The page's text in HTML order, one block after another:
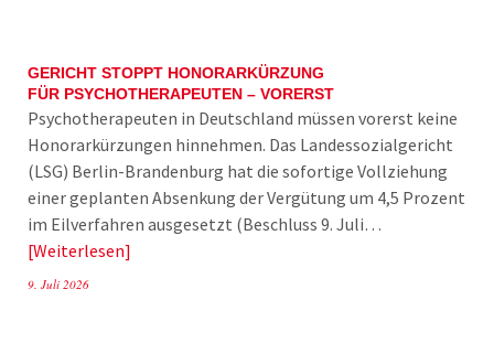
GERICHT STOPPT HONORARKÜRZUNG
FÜR PSYCHOTHERAPEUTEN – VORERST
Psychotherapeuten in Deutschland müssen vorerst keine
Honorarkürzungen hinnehmen. Das Landessozialgericht
(LSG) Berlin-Brandenburg hat die sofortige Vollziehung
einer geplanten Absenkung der Vergütung um 4,5 Prozent
im Eilverfahren ausgesetzt (Beschluss 9. Juli…
Weiterlesen
9. Juli 2026